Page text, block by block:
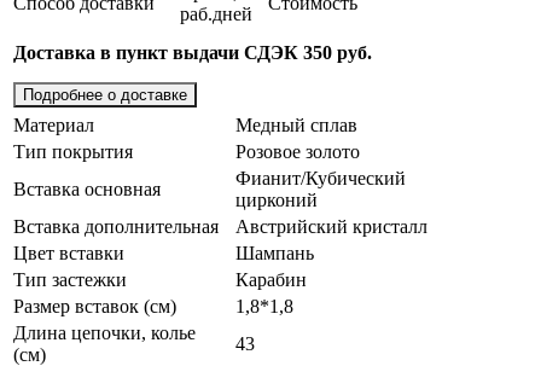
раб.дней
Доставка в пункт выдачи СДЭК 350 руб.
Подробнее о доставке
Материал
Медный сплав
Тип покрытия
Розовое золото
Вставка основная
Фианит/Кубический
цирконий
Вставка дополнительная
Австрийский кристалл
Цвет вставки
Шампань
Тип застежки
Карабин
Размер вставок (см)
1,8*1,8
Длина цепочки, колье
(см)
43